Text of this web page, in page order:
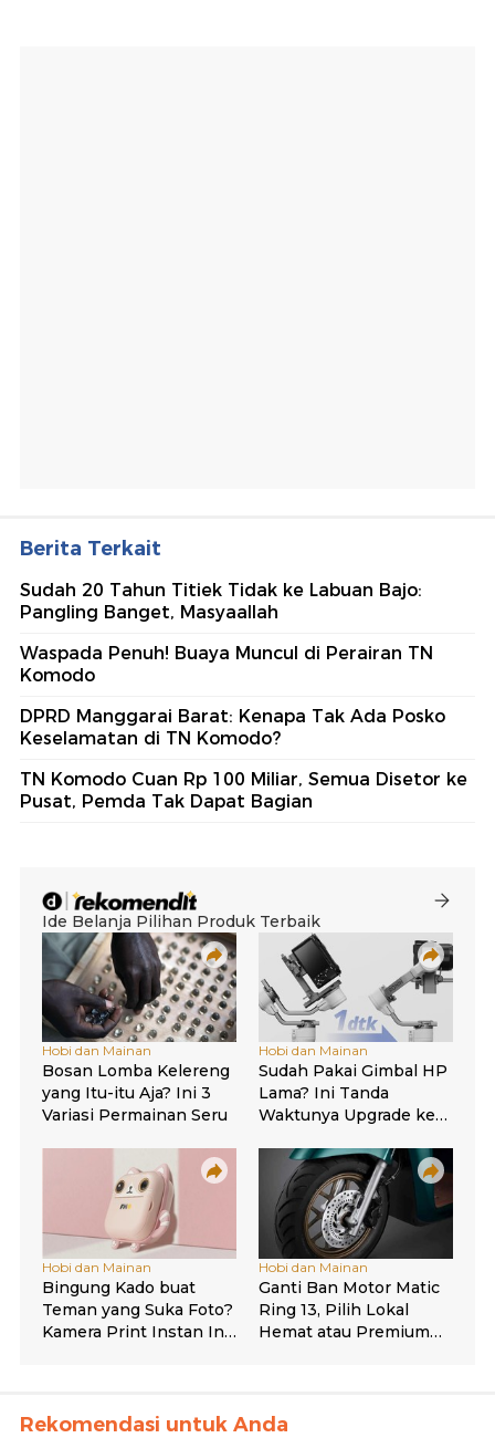
Berita Terkait
Sudah 20 Tahun Titiek Tidak ke Labuan Bajo:
Pangling Banget, Masyaallah
Waspada Penuh! Buaya Muncul di Perairan TN
Komodo
DPRD Manggarai Barat: Kenapa Tak Ada Posko
Keselamatan di TN Komodo?
TN Komodo Cuan Rp 100 Miliar, Semua Disetor ke
Pusat, Pemda Tak Dapat Bagian
Rekomendasi untuk Anda